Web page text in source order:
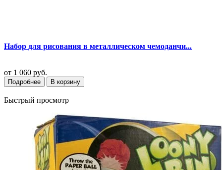
Набор для рисования в металлическом чемоданчи...
от 1 060 руб.
Подробнее В корзину
Быстрый просмотр